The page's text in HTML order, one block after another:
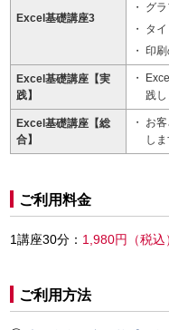
Excel基礎講座3
グ
タ
印
Excel基礎講座【実
践】
践
Excel基礎講座【総
合】
お
し
ご利用料金
1講座30分： 1,980円（税込
ご利用方法